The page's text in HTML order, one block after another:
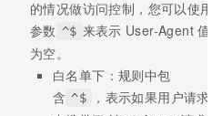
的情况做访问控制，您可以使用
参数 ^$ 来表示 User-Agent 值
为空。
白名单下：规则中包
含 ^$
，表示如果用户请求